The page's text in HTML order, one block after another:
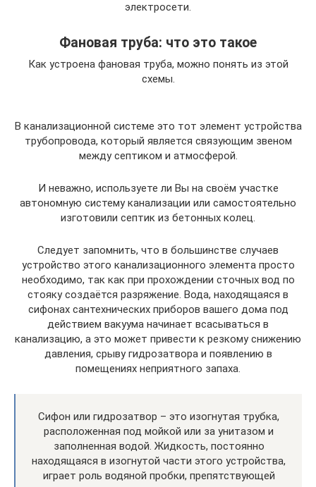
электросети.
Фановая труба: что это такое
Как устроена фановая труба, можно понять из этой
схемы.
В канализационной системе это тот элемент устройства
трубопровода, который является связующим звеном
между септиком и атмосферой.
И неважно, используете ли Вы на своём участке
автономную систему канализации или самостоятельно
изготовили септик из бетонных колец.
Следует запомнить, что в большинстве случаев
устройство этого канализационного элемента просто
необходимо, так как при прохождении сточных вод по
стояку создаётся разряжение. Вода, находящаяся в
сифонах сантехнических приборов вашего дома под
действием вакуума начинает всасываться в
канализацию, а это может привести к резкому снижению
давления, срыву гидрозатвора и появлению в
помещениях неприятного запаха.
Сифон или гидрозатвор – это изогнутая трубка,
расположенная под мойкой или за унитазом и
заполненная водой. Жидкость, постоянно
находящаяся в изогнутой части этого устройства,
играет роль водяной пробки, препятствующей